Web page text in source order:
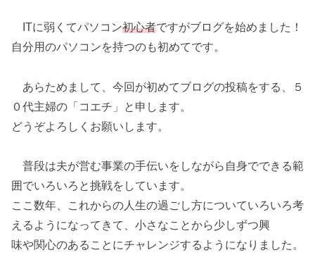
ITに弱くてパソコン初心者ですがブログを始めました！
自分用のパソコンを持つのも初めてです。
あらためまして、今回が初めてブログの投稿をする、５
０代主婦の「コエチ」と申します。
どうぞよろしくお願いします。
普段は夫が営む事業の手伝いをしながら自身でできる範
囲でいろいろと挑戦をしています。
ここ数年、これからの人生の過ごし方についていろいろ考
えるようになってきて、小さなことから少しずつ興
味や関心のあることにチャレンジするようになりました。